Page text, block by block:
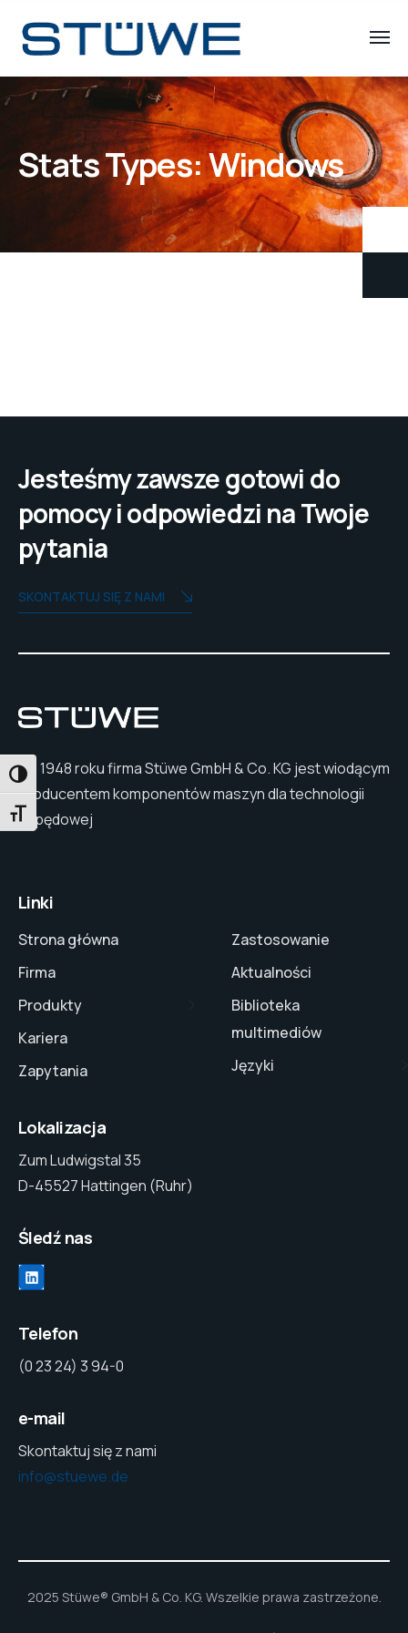
PRZEŁĄCZANIE WYSOKIEGO KONTRASTU
PRZEŁĄCZANIE ROZMIARU CZCIONKI
Stats Types:Windows
Jesteśmy zawsze gotowi do
pomocy i odpowiedzi na Twoje
pytania
SKONTAKTUJ SIĘ Z NAMI
Od 1948 roku firma Stüwe GmbH & Co. KG jest wiodącym
producentem komponentów maszyn dla technologii
napędowej
Linki
Strona główna
Firma
Produkty
Kariera
Zapytania
Zastosowanie
Aktualności
Biblioteka
multimediów
Języki
Lokalizacja
Zum Ludwigstal 35
D-45527 Hattingen (Ruhr)
Śledź nas
LinkedIn
Telefon
(0 23 24) 3 94-0
e-mail
Skontaktuj się z nami
info@stuewe.de
2025 Stüwe® GmbH & Co. KG. Wszelkie prawa zastrzeżone.